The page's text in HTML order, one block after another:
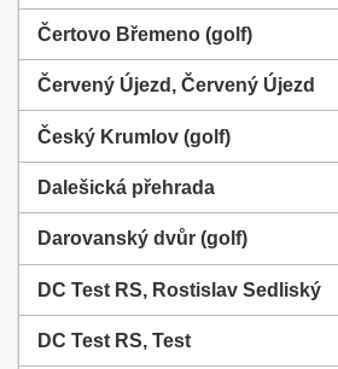
Čertovo Břemeno (golf)
Červený Újezd, Červený Újezd
Český Krumlov (golf)
Dalešická přehrada
Darovanský dvůr (golf)
DC Test RS, Rostislav Sedliský
DC Test RS, Test